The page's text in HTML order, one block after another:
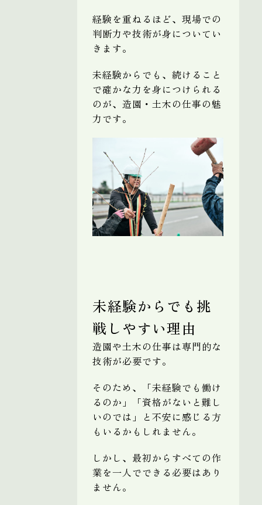
経験を重ねるほど、現場での
判断力や技術が身についてい
きます。
未経験からでも、続けること
で確かな力を身につけられる
のが、造園・土木の仕事の魅
力です。
未経験からでも挑
戦しやすい理由
造園や土木の仕事は専門的な
技術が必要です。
そのため、「未経験でも働け
るのか」「資格がないと難し
いのでは」と不安に感じる方
もいるかもしれません。
しかし、最初からすべての作
業を一人でできる必要はあり
ません。